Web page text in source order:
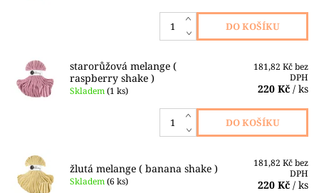
starorůžová melange (
raspberry shake )
Skladem(1 ks)
181,82 Kč bez
DPH
220 Kč / ks
žlutá melange ( banana shake )
Skladem(6 ks)
181,82 Kč bez
DPH
220 Kč / ks